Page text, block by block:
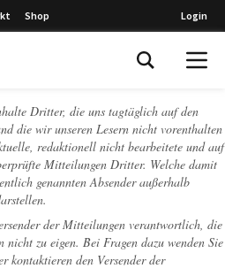
Shop Login
Dritter, die uns tagtäglich auf den
die wir unseren Lesern nicht vorenthalten
redaktionell nicht bearbeitete und auf
Mitteilungen Dritter. Welche damit
genannten Absender außerhalb
der Mitteilungen verantwortlich, die
nicht zu eigen. Bei Fragen dazu wenden Sie
kontaktieren den Versender der